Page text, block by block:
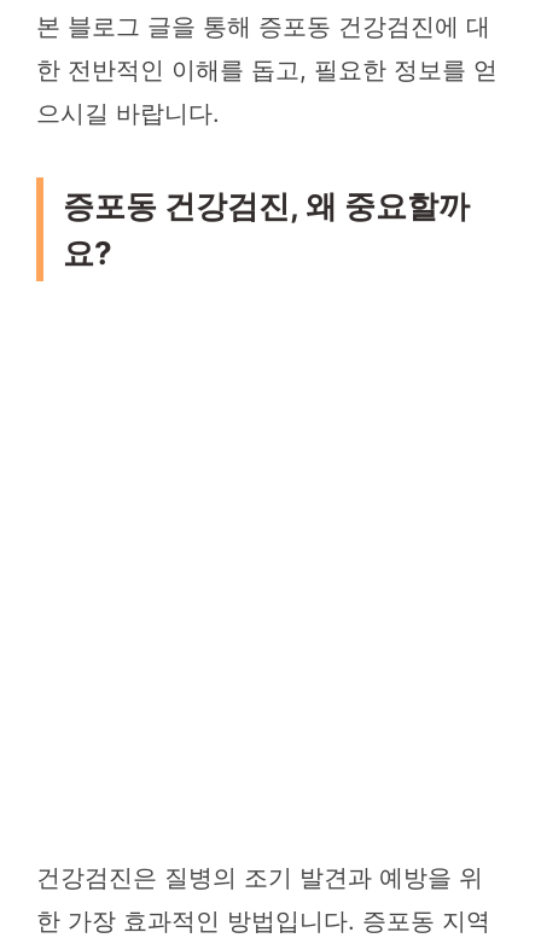
본 블로그 글을 통해 증포동 건강검진에 대
한 전반적인 이해를 돕고, 필요한 정보를 얻
으시길 바랍니다.
증포동 건강검진, 왜 중요할까
요?
건강검진은 질병의 조기 발견과 예방을 위
한 가장 효과적인 방법입니다. 증포동 지역